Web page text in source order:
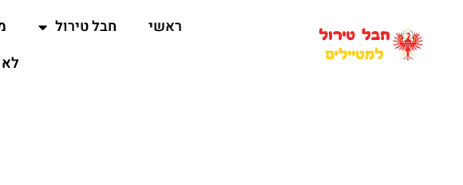
ראשי חבל טירול